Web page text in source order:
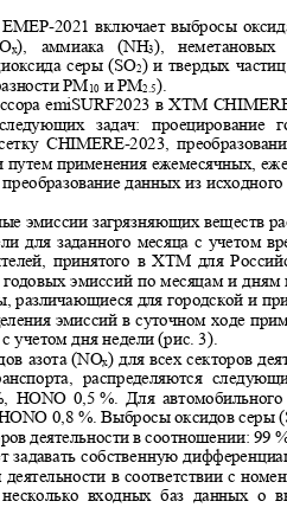
ЕМЕР-2021 включает выбросы
x), аммиака (NH3), неметановых
серы (SO2) и твердых
PM10 иPM2.5).
emiSURF2023 вXTM
задач:
CHIMERE-2023,
путем применения ежемесячных,
данных из
эмиссии загрязняющих веществ
для заданного месяца с учетом
принятого в ХТМ для
годовых эмиссий по месяцам и
различающиеся для городской и
эмиссий в суточном ходе
учетом дня недели (рис. 3).
азота (NOx) для всех секторов
распределяются
HONO 0,5 %. Для
0,8 %. Выбросы оксидов серы (
деятельности в соотношении: 99
задавать собственную
деятельности в соответствии с
входных баз данных о